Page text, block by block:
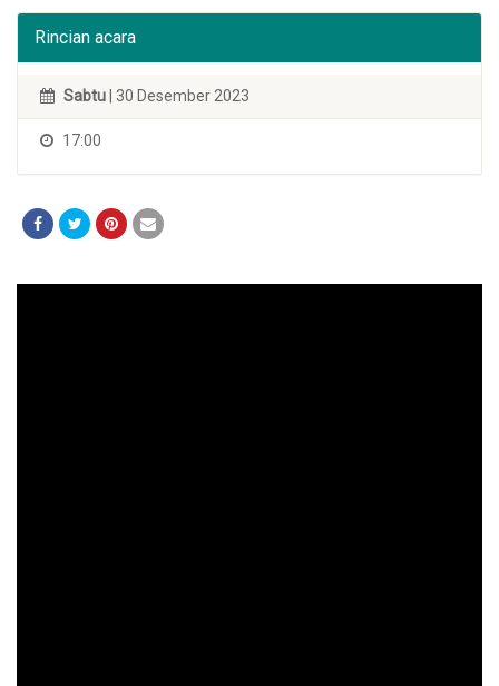
Rincian acara
Sabtu | 30 Desember 2023
17:00